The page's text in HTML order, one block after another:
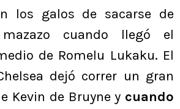
los galos de sacarse de
cuando llegó el
de Romelu Lukaku. El
dejó correr un gran
Kevin de Bruyne y cuando